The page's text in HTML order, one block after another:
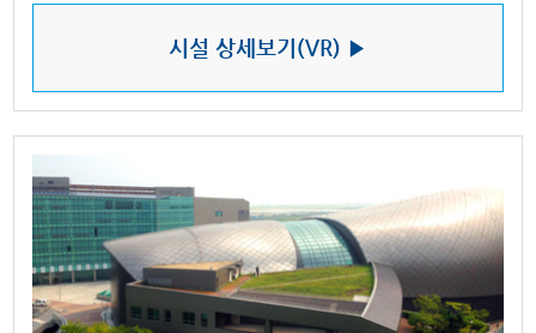
시설 상세보기(VR) ▶